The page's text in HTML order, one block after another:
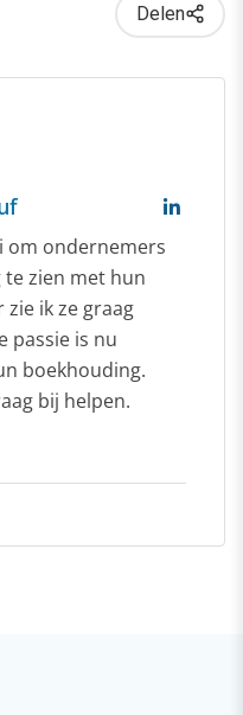
Delen
om ondernemers
te zien met hun
zie ik ze graag
passie is nu
boekhouding.
bij helpen.